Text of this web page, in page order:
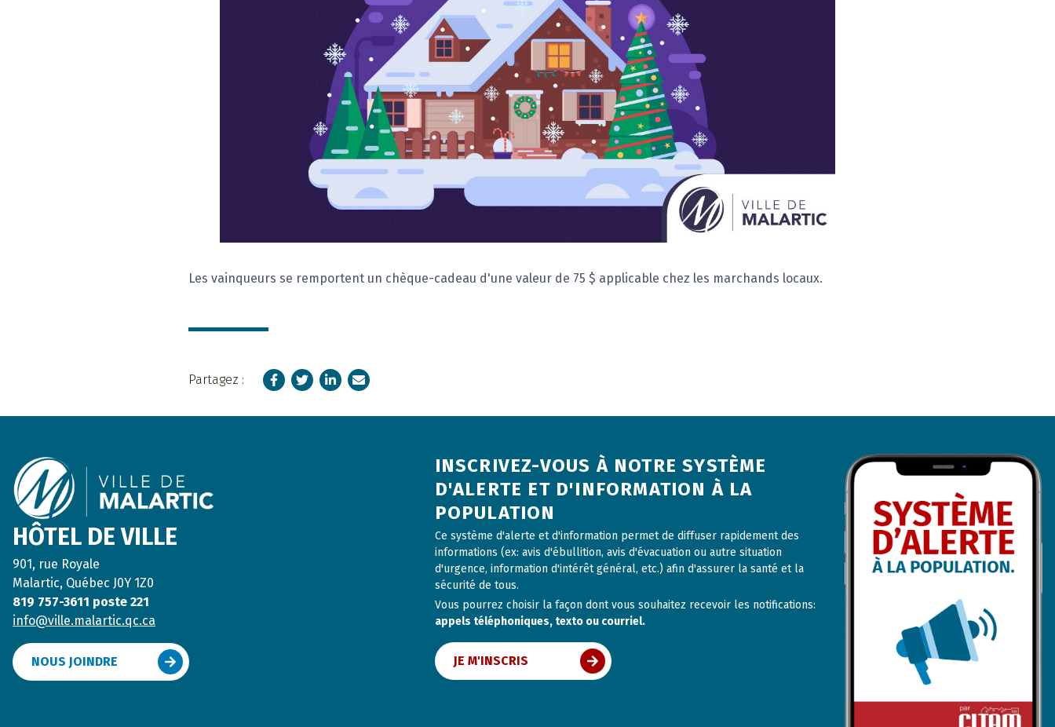
Les vainqueurs se remportent un chèque-cadeau d'une valeur de 75 $ applicable chez les marchands locaux.
Partagez : Facebook
TwitterLinkedIn
Courriel
HÔTEL DE VILLE
901, rue Royale
Malartic, Québec J0Y 1Z0
819 757-3611 poste 221
info@ville.malartic.qc.ca
NOUS JOINDRE
INSCRIVEZ-VOUS À NOTRE SYSTÈME
D'ALERTE ET D'INFORMATION À LA
POPULATION
Ce système d'alerte et d'information permet de diffuser rapidement des
informations (ex: avis d'ébullition, avis d'évacuation ou autre situation
d'urgence, information d'intérêt général, etc.) afin d'assurer la santé et la
sécurité de tous.
Vous pourrez choisir la façon dont vous souhaitez recevoir les notifications:
appels téléphoniques, texto ou courriel.
JE M'INSCRIS